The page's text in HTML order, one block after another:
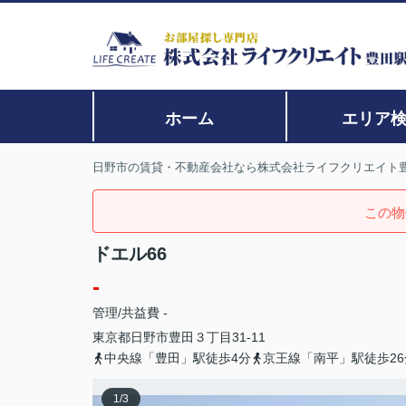
ホーム エリア
日野市の賃貸・不動産会社なら株式会社ライフクリエイト
この
ドエル66
-
管理/共益費 -
東京都日野市豊田 ３丁目31-11
中央線「豊田」駅徒歩4分
京王線「南平」駅徒歩
1/3